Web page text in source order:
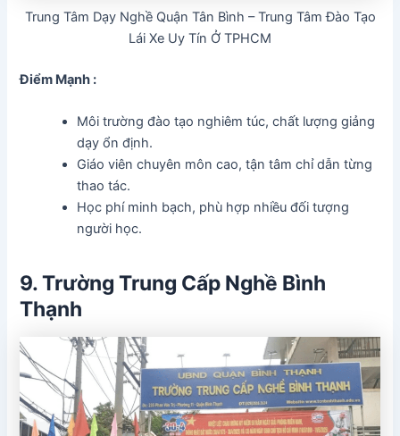
Trung Tâm Dạy Nghề Quận Tân Bình – Trung Tâm Đào Tạo
Lái Xe Uy Tín Ở TPHCM
Điểm Mạnh :
Môi trường đào tạo nghiêm túc, chất lượng giảng
dạy ổn định.
Giáo viên chuyên môn cao, tận tâm chỉ dẫn từng
thao tác.
Học phí minh bạch, phù hợp nhiều đối tượng
người học.
9. Trường Trung Cấp Nghề Bình
Thạnh